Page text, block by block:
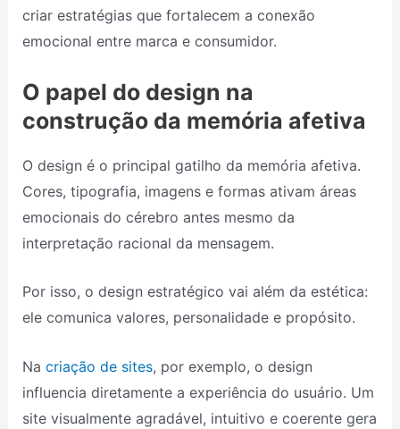
criar estratégias que fortalecem a conexão
emocional entre marca e consumidor.
O papel do design na
construção da memória afetiva
O design é o principal gatilho da memória afetiva.
Cores, tipografia, imagens e formas ativam áreas
emocionais do cérebro antes mesmo da
interpretação racional da mensagem.
Por isso, o design estratégico vai além da estética:
ele comunica valores, personalidade e propósito.
Na criação de sites, por exemplo, o design
influencia diretamente a experiência do usuário. Um
site visualmente agradável, intuitivo e coerente gera